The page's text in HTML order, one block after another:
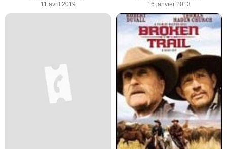
11 avril 2019 16 janvier 2013